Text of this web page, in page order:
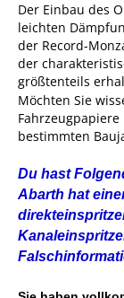
Der Einbau des
leichten
der Record-
der
größtenteils
Möchten Sie
bestimmten
Du hast
Abarth hat